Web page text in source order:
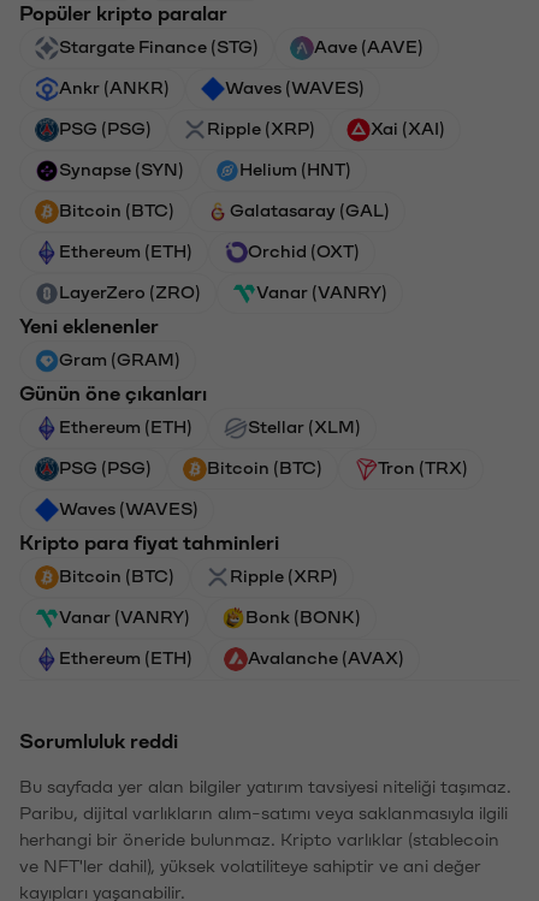
Popüler kripto paralar
Stargate Finance (STG) Aave (AAVE)
Ankr (ANKR) Waves (WAVES)
PSG (PSG) Ripple (XRP) Xai (XAI)
Synapse (SYN) Helium (HNT)
Bitcoin (BTC) Galatasaray (GAL)
Ethereum (ETH) Orchid (OXT)
LayerZero (ZRO) Vanar (VANRY)
Yeni eklenenler
Gram (GRAM)
Günün öne çıkanları
Ethereum (ETH) Stellar (XLM)
PSG (PSG) Bitcoin (BTC) Tron (TRX)
Waves (WAVES)
Kripto para fiyat tahminleri
Bitcoin (BTC) Ripple (XRP)
Vanar (VANRY) Bonk (BONK)
Ethereum (ETH) Avalanche (AVAX)
Sorumluluk reddi
Bu sayfada yer alan bilgiler yatırım tavsiyesi niteliği taşımaz.
Paribu, dijital varlıkların alım-satımı veya saklanmasıyla ilgili
herhangi bir öneride bulunmaz. Kripto varlıklar (stablecoin
ve NFT'ler dahil), yüksek volatiliteye sahiptir ve ani değer
kayıpları yaşanabilir.